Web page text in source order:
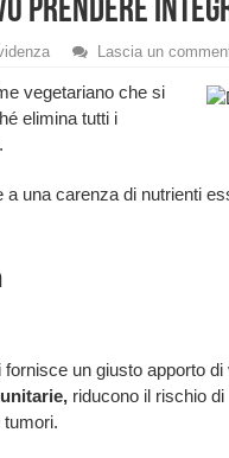
prendere
Lascia un
vegetariano che si
elimina tutti i
una carenza di nutrienti
un giusto apporto
riducono il rischio